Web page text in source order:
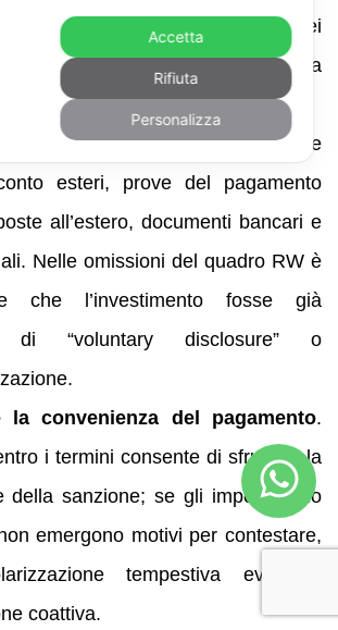
errori di caricamento dei
F24 o di comunicazione tra
generano avvisi infondati .
documentazione. Recuperare
esteri, prove del pagamento
all’estero, documenti bancari e
Nelle omissioni del quadro RW è
che l’investimento fosse già
di “voluntary disclosure” o
la convenienza del pagamento.
i termini consente di sfruttare la
della sanzione; se gli importi sono
emergono motivi per contestare,
tempestiva evita la
coattiva.
Accetta
Rifiuta
Personalizza